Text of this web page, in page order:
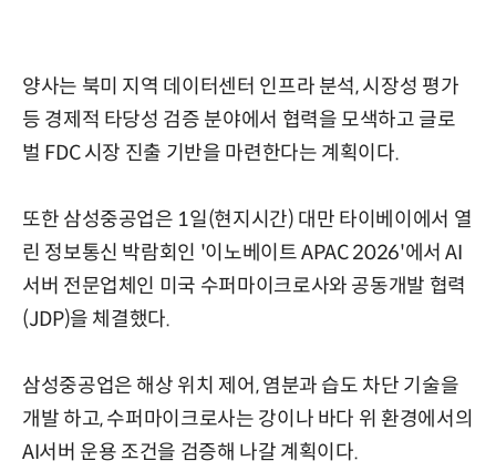
양사는 북미 지역 데이터센터 인프라 분석, 시장성 평가
등 경제적 타당성 검증 분야에서 협력을 모색하고 글로
벌 FDC 시장 진출 기반을 마련한다는 계획이다.
또한 삼성중공업은 1일(현지시간) 대만 타이베이에서 열
린 정보통신 박람회인 '이노베이트 APAC 2026'에서 AI
서버 전문업체인 미국 수퍼마이크로사와 공동개발 협력
(JDP)을 체결했다.
삼성중공업은 해상 위치 제어, 염분과 습도 차단 기술을
개발 하고, 수퍼마이크로사는 강이나 바다 위 환경에서의
AI서버 운용 조건을 검증해 나갈 계획이다.